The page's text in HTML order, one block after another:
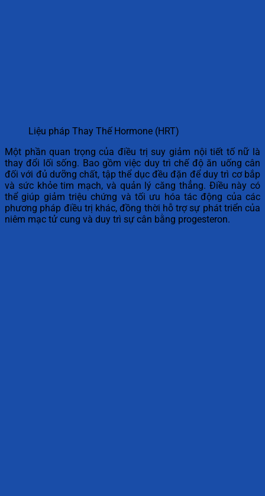
Liệu pháp Thay Thế Hormone (HRT)
Một phần quan trọng của điều trị suy giảm nội tiết tố nữ là
thay đổi lối sống. Bao gồm việc duy trì chế độ ăn uống cân
đối với đủ dưỡng chất, tập thể dục đều đặn để duy trì cơ bắp
và sức khỏe tim mạch, và quản lý căng thẳng. Điều này có
thể giúp giảm triệu chứng và tối ưu hóa tác động của các
phương pháp điều trị khác, đồng thời hỗ trợ sự phát triển của
niêm mạc tử cung và duy trì sự cân bằng progesteron.